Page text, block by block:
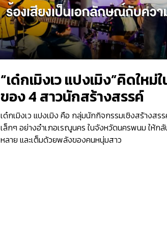
“เด๋กเมิงเว แปงเมิง”คิดให
ของ 4 สาวนักสร้างสรรค์
เด๋กเมิงเว แปงเมิง คือ กลุ่มนักกิจกรรมเชิงสร้างสร
เล็กๆ อย่างอำเภอเรณูนคร ในจังหวัดนครพนม ให้ก
หลาย และเต็มด้วยพลังของคนหนุ่มสาว